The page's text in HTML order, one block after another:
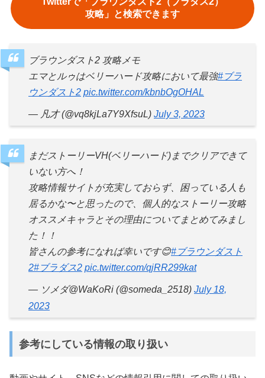
攻略」と検索できます
ブラウンダスト2 攻略メモ
エマとルゥはベリーハード攻略において最強#ブラ
ウンダスト2 pic.twitter.com/kbnbOgOHAL
— 凡才 (@vq8kjLa7Y9XfsuL) July 3, 2023
まだストーリーVH(ベリーハード)までクリアできて
いない方へ！
攻略情報サイトが充実しておらず、困っている人も
居るかな〜と思ったので、個人的なストーリー攻略
オススメキャラとその理由についてまとめてみまし
た！！
皆さんの参考になれば幸いです😊#ブラウンダスト
2#ブラダス2 pic.twitter.com/qjRR299kat
— ソメダ@WaKoRi (@someda_2518) July 18,
2023
参考にしている情報の取り扱い